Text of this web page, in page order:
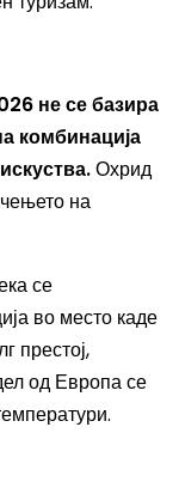
не се базира
комбинација
Охрид
на
се
во место каде
престој,
од Европа се